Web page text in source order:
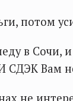
потом
в Сочи,
СДЭК Вам
не